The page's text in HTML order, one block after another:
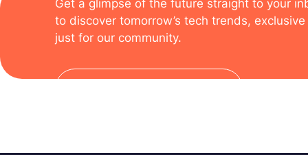
Get a glimpse of the future straight to your
to discover tomorrow’s tech trends,
just for our community.